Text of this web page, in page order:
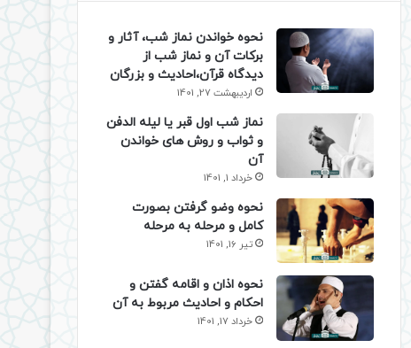
نحوه خواندن نماز شب، آثار و
برکات آن و نماز شب از
دیدگاه قرآن،احادیث و بزرگان
اردیبهشت 27, 1401
نماز شب اول قبر یا لیله الدفن
و ثواب و روش های خواندن
آن
خرداد 1, 1401
نحوه وضو گرفتن بصورت
کامل و مرحله به مرحله
تیر 16, 1401
نحوه اذان و اقامه گفتن و
احکام و احادیث مربوط به آن
خرداد 17, 1401